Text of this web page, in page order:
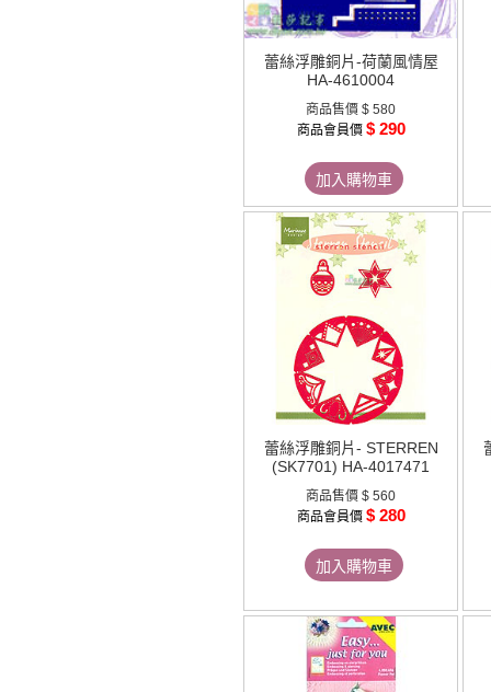
蕾絲浮雕銅片-荷蘭風情屋
HA-4610004
商品售價 $ 580
商品會員價 $ 290
加入購物車
蕾絲浮雕銅片- STERREN
(SK7701) HA-4017471
商品售價 $ 560
商品會員價 $ 280
加入購物車